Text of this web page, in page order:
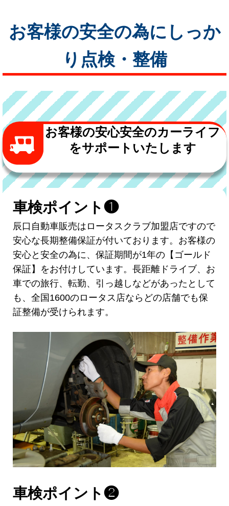
お客様の安全の為にしっか
り点検・整備
お客様の安心安全のカーライフ
をサポートいたします
車検ポイント❶
辰口自動車販売はロータスクラブ加盟店ですので
安心な長期整備保証が付いております。お客様の
安心と安全の為に、保証期間が1年の【ゴールド
保証】をお付けしています。長距離ドライブ、お
車での旅行、転勤、引っ越しなどがあったとして
も、全国1600のロータス店ならどの店舗でも保
証整備が受けられます。
車検ポイント❷